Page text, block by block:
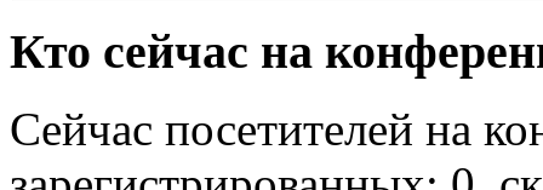
Кто сейчас на
Сейчас посетителей на